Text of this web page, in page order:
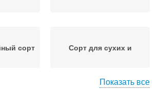
сорт Сорт для сухих и
Показать все